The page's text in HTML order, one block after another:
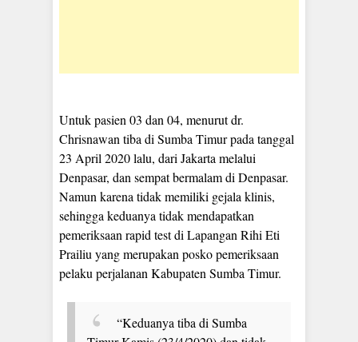
Untuk pasien 03 dan 04, menurut dr.
Chrisnawan tiba di Sumba Timur pada tanggal
23 April 2020 lalu, dari Jakarta melalui
Denpasar, dan sempat bermalam di Denpasar.
Namun karena tidak memiliki gejala klinis,
sehingga keduanya tidak mendapatkan
pemeriksaan rapid test di Lapangan Rihi Eti
Prailiu yang merupakan posko pemeriksaan
pelaku perjalanan Kabupaten Sumba Timur.
“Keduanya tiba di Sumba